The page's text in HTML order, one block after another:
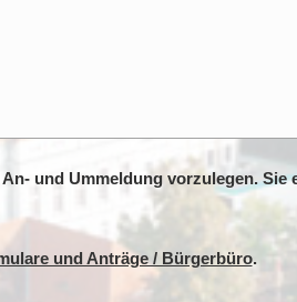
und Ummeldung vorzulegen.
und Anträge / Bürgerbüro.